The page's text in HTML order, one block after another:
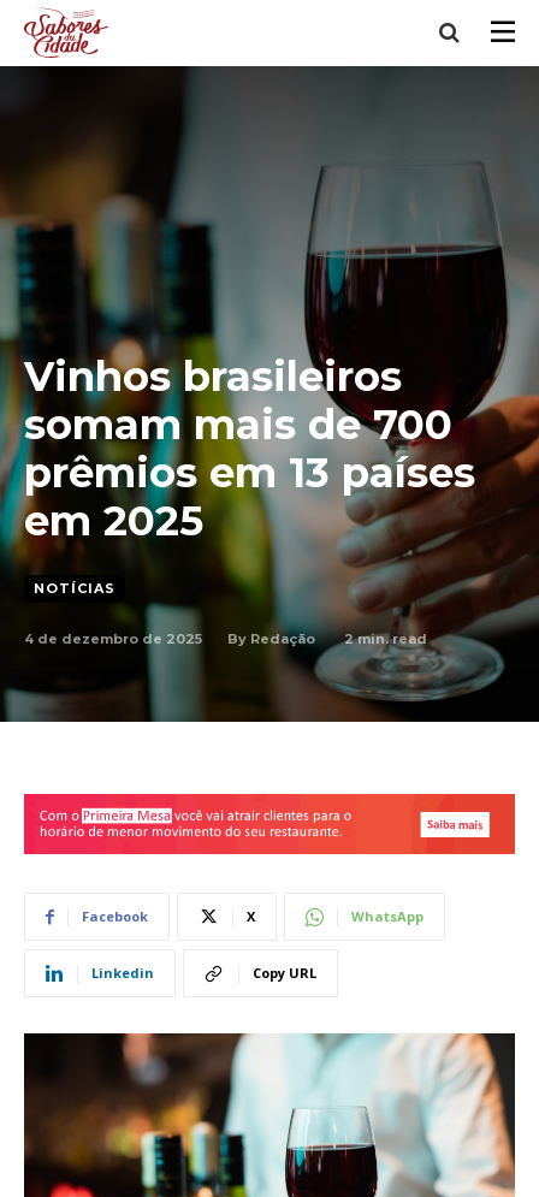
Vinhos brasileiros
somam mais de 700
prêmios em 13 países
em 2025
NOTÍCIAS
4 de dezembro de 2025 By Redação 2min. read
Facebook X WhatsApp
Linkedin Copy URL